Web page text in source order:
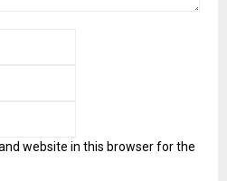
website in this browser for the